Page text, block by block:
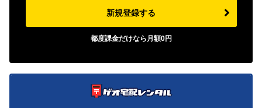
新規登録する
都度課金だけなら月額0円